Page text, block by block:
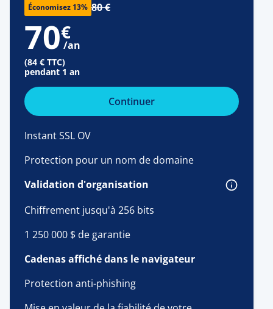
Économisez 13% 80 €
70€
/an
(84 € TTC)
pendant 1 an
Continuer
Instant SSL OV
Protection pour un nom de domaine
Validation d'organisation
Chiffrement jusqu'à 256 bits
1 250 000 $ de garantie
Cadenas affiché dans le navigateur
Protection anti-phishing